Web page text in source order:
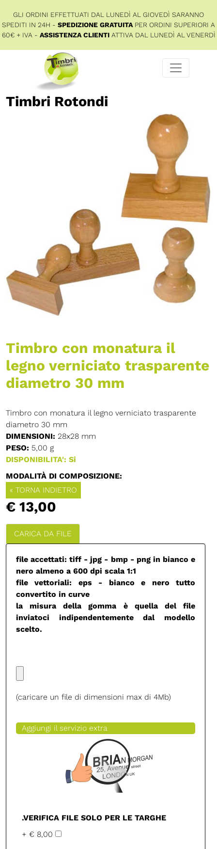
GLI ORDINI EFFETTUATI DAL LUNEDÌ AL GIOVEDÌ SARANNO
SPEDITI IN 24H - SPEDIZIONE GRATUITA PER ORDINI SUPERIORI A
60€ + IVA - ASSISTENZA CLIENTIATTIVA DAL LUNEDÌ AL VENERDÌ
Timbri Rotondi
Timbro con monatura il
legno verniciato trasparente
diametro 30 mm
Timbro con monatura il legno verniciato trasparente
diametro 30 mm
DIMENSIONI: 28x28 mm
PESO: 5,00 g
DISPONIBILITA': Si
MODALITÀ DI COMPOSIZIONE:
« TORNA INDIETRO
€ 13,00
CARICA DA FILE
file accettati: tiff - jpg - bmp - png in bianco e
nero almeno a 600 dpi scala 1:1
file vettoriali: eps - bianco e nero tutto
convertito in curve
la misura della gomma è quella del file
inviatoci indipendentemente dal modello
scelto.
(caricare un file di dimensioni max di 4Mb)
Aggiungi il servizio extra
.VERIFICA FILE SOLO PER LE TARGHE
+ € 8,00